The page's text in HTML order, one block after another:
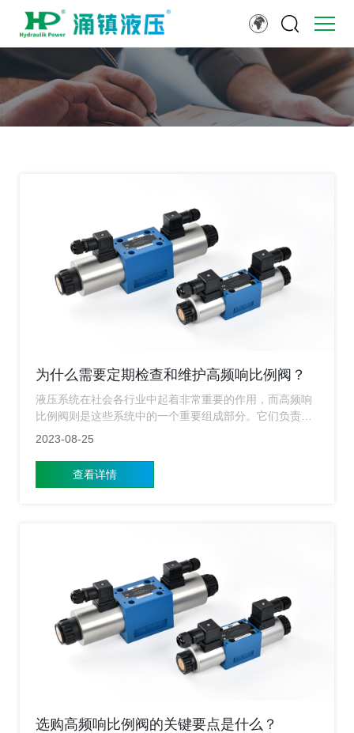
为什么需要定期检查和维护高频响比例阀？
液压系统在社会各行业中起着非常重要的作用，而高频响
比例阀则是这些系统中的一个重要组成部分。它们负责控
制液压流体的流量和压力，以确保机器和设备的正常运
种因素的影响，因此需要定期检查和维护，以确保其性能
和可靠性。
2023-08-25
查看详情
选购高频响比例阀的关键要点是什么？